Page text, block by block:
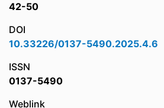
42-50
DOI
10.33226/0137-5490.2025.4.6
ISSN
0137-5490
Weblink